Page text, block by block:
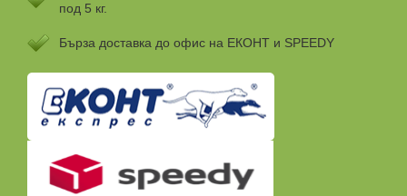
под 5 кг.
Бързa доставка до офис на ЕКОНТ и SPEEDY